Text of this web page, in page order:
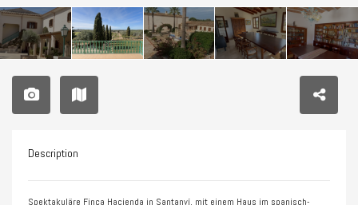
Description
Spektakuläre Finca Hacienda in Santanyí, mit einem Haus im spanisch-